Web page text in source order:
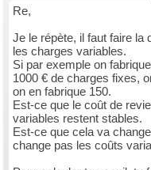
Re,
Je le répète, il faut faire la
les charges variables.
Si par exemple on
1000 € de charges fixes,
on en fabrique 150.
Est-ce que le coût de
variables restent stables.
Est-ce que cela va
change pas les coûts